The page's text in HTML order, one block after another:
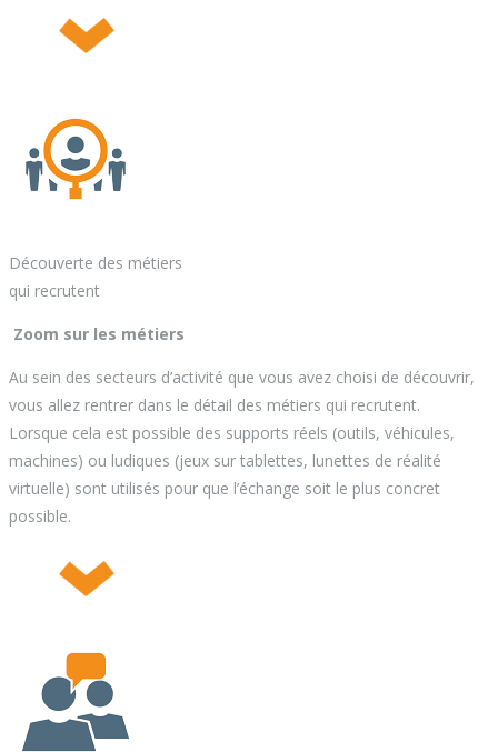
Découverte des métiers
qui recrutent
Zoom sur les métiers
Au sein des secteurs d’activité que vous avez choisi de découvrir,
vous allez rentrer dans le détail des métiers qui recrutent.
Lorsque cela est possible des supports réels (outils, véhicules,
machines) ou ludiques (jeux sur tablettes, lunettes de réalité
virtuelle) sont utilisés pour que l’échange soit le plus concret
possible.